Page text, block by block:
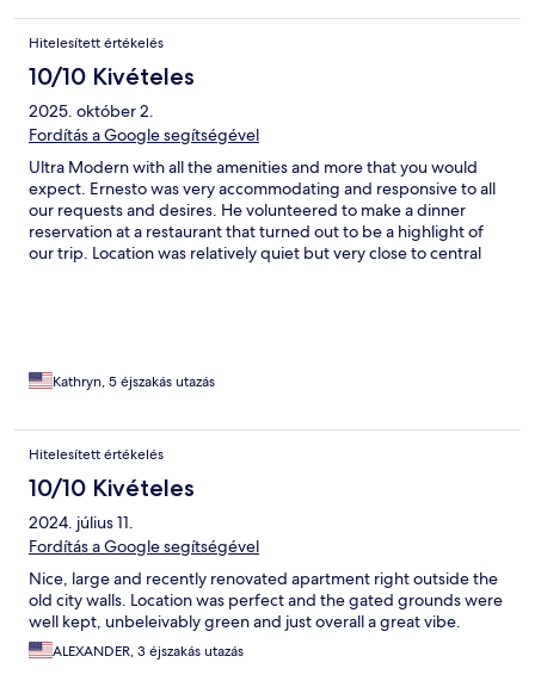
Hitelesített értékelés
10/10 Kivételes
2025. október 2.
Fordítás a Google segítségével
Ultra Modern with all the amenities and more that you would
expect. Ernesto was very accommodating and responsive to all
our requests and desires. He volunteered to make a dinner
reservation at a restaurant that turned out to be a highlight of
our trip. Location was relatively quiet but very close to central
Kathryn, 5 éjszakás utazás
Hitelesített értékelés
10/10 Kivételes
2024. július 11.
Fordítás a Google segítségével
Nice, large and recently renovated apartment right outside the
old city walls. Location was perfect and the gated grounds were
well kept, unbeleivably green and just overall a great vibe.
ALEXANDER, 3 éjszakás utazás